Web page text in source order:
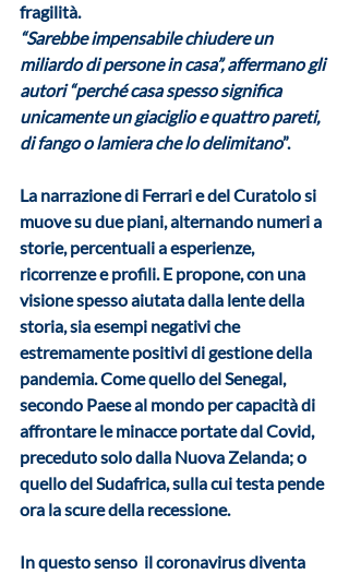
fragilità.
“Sarebbe impensabile chiudere un
miliardo di persone in casa”, affermano gli
autori “perché casa spesso significa
unicamente un giaciglio e quattro pareti,
di fango o lamiera che lo delimitano”.
La narrazione di Ferrari e del Curatolo si
muove su due piani, alternando numeri a
storie, percentuali a esperienze,
ricorrenze e profili. E propone, con una
visione spesso aiutata dalla lente della
storia, sia esempi negativi che
estremamente positivi di gestione della
pandemia. Come quello del Senegal,
secondo Paese al mondo per capacità di
affrontare le minacce portate dal Covid,
preceduto solo dalla Nuova Zelanda; o
quello del Sudafrica, sulla cui testa pende
ora la scure della recessione.
In questo senso  il coronavirus diventa